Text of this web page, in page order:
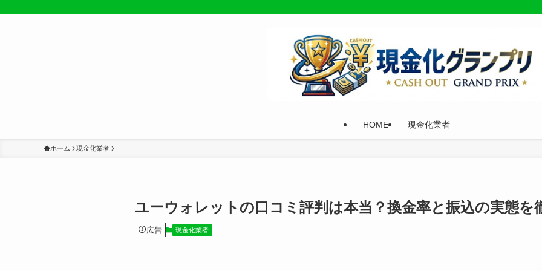
HOME 現金化業者
ホーム 現金化業者
ユーウォレットの口コミ評判は本当？換金率と振込の実態を
広告 現金化業者